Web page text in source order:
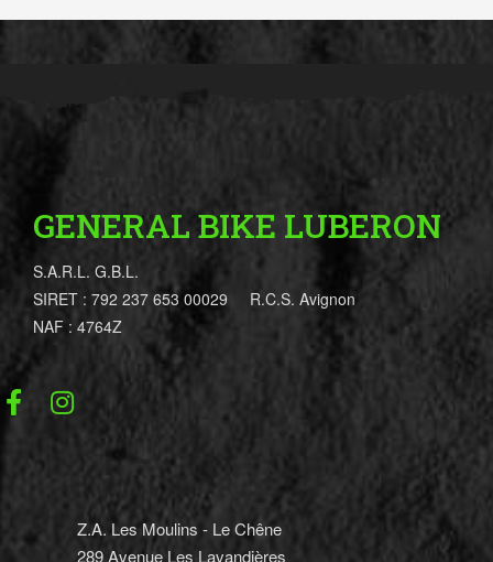
GENERAL BIKE LUBERON
S.A.R.L. G.B.L.
SIRET : 792 237 653 00029 R.C.S. Avignon
NAF : 4764Z
Z.A. Les Moulins - Le Chêne
289 Avenue Les Lavandières